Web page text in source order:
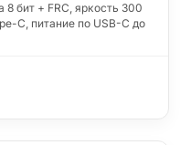
8 бит + FRC, яркость 300
C, питание по USB-C до